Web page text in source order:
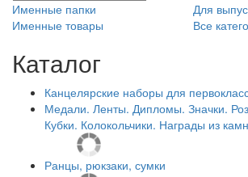
Именные папки
Для
Именные товары
Все
Каталог
Канцелярские наборы для
Медали. Ленты. Дипломы. Значки.
Кубки. Колокольчики. Награды из
Ранцы, рюкзаки, сумки